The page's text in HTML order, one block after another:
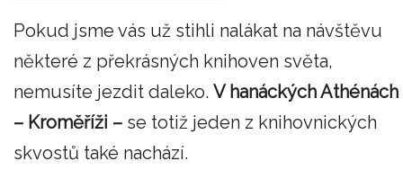
Pokud jsme vás už stihli nalákat na návštěvu
některé z překrásných knihoven světa,
nemusíte jezdit daleko. V hanáckých Athénách
– Kroměříži – se totiž jeden z knihovnických
skvostů také nachází.